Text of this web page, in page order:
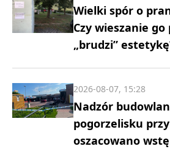
Wielki spór o
Czy wieszanie
„brudzi”
Nadzór
pogorzelisku
oszacowano
2026-08-07, 15:28